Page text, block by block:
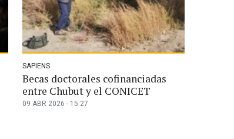
SAPIENS
Becas doctorales cofinanciadas
entre Chubut y el CONICET
09 ABR 2026 - 15:27